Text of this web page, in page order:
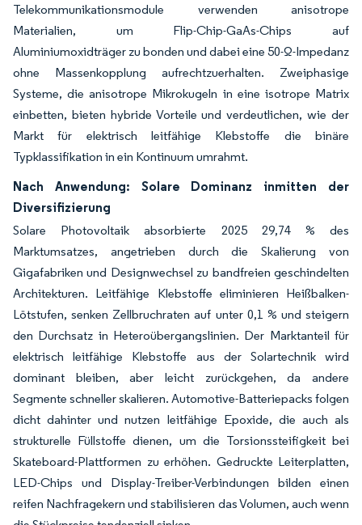
Telekommunikationsmodule verwenden anisotrope
Materialien, um Flip-Chip-GaAs-Chips auf
Aluminiumoxidträger zu bonden und dabei eine 50-Ω-Impedanz
ohne Massenkopplung aufrechtzuerhalten. Zweiphasige
Systeme, die anisotrope Mikrokugeln in eine isotrope Matrix
einbetten, bieten hybride Vorteile und verdeutlichen, wie der
Markt für elektrisch leitfähige Klebstoffe die binäre
Typklassifikation in ein Kontinuum umrahmt.
Nach Anwendung: Solare Dominanz inmitten der
Diversifizierung
Solare Photovoltaik absorbierte 2025 29,74 % des
Marktumsatzes, angetrieben durch die Skalierung von
Gigafabriken und Designwechsel zu bandfreien geschindelten
Architekturen. Leitfähige Klebstoffe eliminieren Heißbalken-
Lötstufen, senken Zellbruchraten auf unter 0,1 % und steigern
den Durchsatz in Heteroübergangslinien. Der Marktanteil für
elektrisch leitfähige Klebstoffe aus der Solartechnik wird
dominant bleiben, aber leicht zurückgehen, da andere
Segmente schneller skalieren. Automotive-Batteriepacks folgen
dicht dahinter und nutzen leitfähige Epoxide, die auch als
strukturelle Füllstoffe dienen, um die Torsionssteifigkeit bei
Skateboard-Plattformen zu erhöhen. Gedruckte Leiterplatten,
LED-Chips und Display-Treiber-Verbindungen bilden einen
reifen Nachfragekern und stabilisieren das Volumen, auch wenn